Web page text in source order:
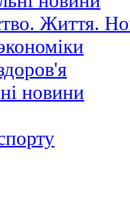
Життя.
новини